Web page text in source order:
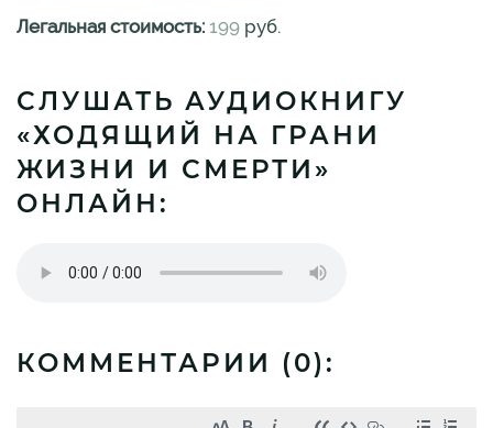
Легальная стоимость: 199 руб.
СЛУШАТЬ АУДИОКНИГУ
«ХОДЯЩИЙ НА ГРАНИ
ЖИЗНИ И СМЕРТИ»
ОНЛАЙН:
КОММЕНТАРИИ (0):